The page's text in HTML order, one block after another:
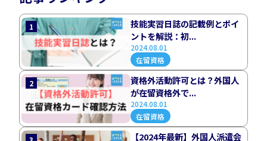
1
技能実習日誌の記載例とポイ
ントを解説：初...
2024.08.01
在留資格
2
資格外活動許可とは？外国人
が在留資格外で...
2024.08.01
在留資格
【2024年最新】外国人派遣会